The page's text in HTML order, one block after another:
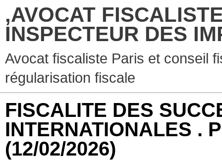
,AVOCAT
INSPECTEUR DES
Avocat fiscaliste Paris et conseil
régularisation fiscale
FISCALITE DES
INTERNATIONALES .
(12/02/2026)